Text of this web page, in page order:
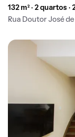
132 m² · 2 quartos ·
Rua Doutor José de